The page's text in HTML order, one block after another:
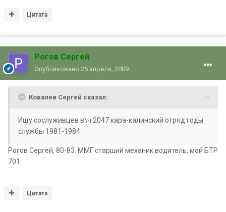
Цитата
Рогов Сергей
Опубликовано 25 апреля, 2009
Ковалев Сергей сказал:
Ищу сослуживцев в\ч 2047 кара-калинский отряд годы
службы 1981-1984
Рогов Сергей, 80-83. ММГ старший механик водитель, мой БТР
701.
Цитата